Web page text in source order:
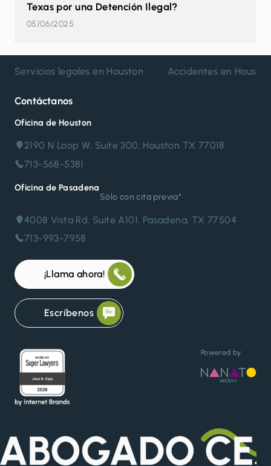
Texas por una Detención Ilegal?
05/06/2025
Servicios legales en Houston Accidentes en Houston
Contáctanos
Oficina de Houston
2190 N Loop W, Suite 300, Houston TX 77018
713-568-5381
Oficina de Pasadena
Sólo con cita previa*
4008 Vista Rd. Suite A101, Pasadena, TX 77504
713-993-7958
¡Llama ahora!
Escríbenos
Powered by